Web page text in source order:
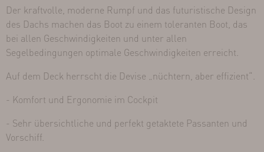
Der kraftvolle, moderne Rumpf und das futuristische Design
des Dachs machen das Boot zu einem toleranten Boot, das
bei allen Geschwindigkeiten und unter allen
Segelbedingungen optimale Geschwindigkeiten erreicht.
Auf dem Deck herrscht die Devise „nüchtern, aber effizient“.
- Komfort und Ergonomie im Cockpit
- Sehr übersichtliche und perfekt getaktete Passanten und
Vorschiff.